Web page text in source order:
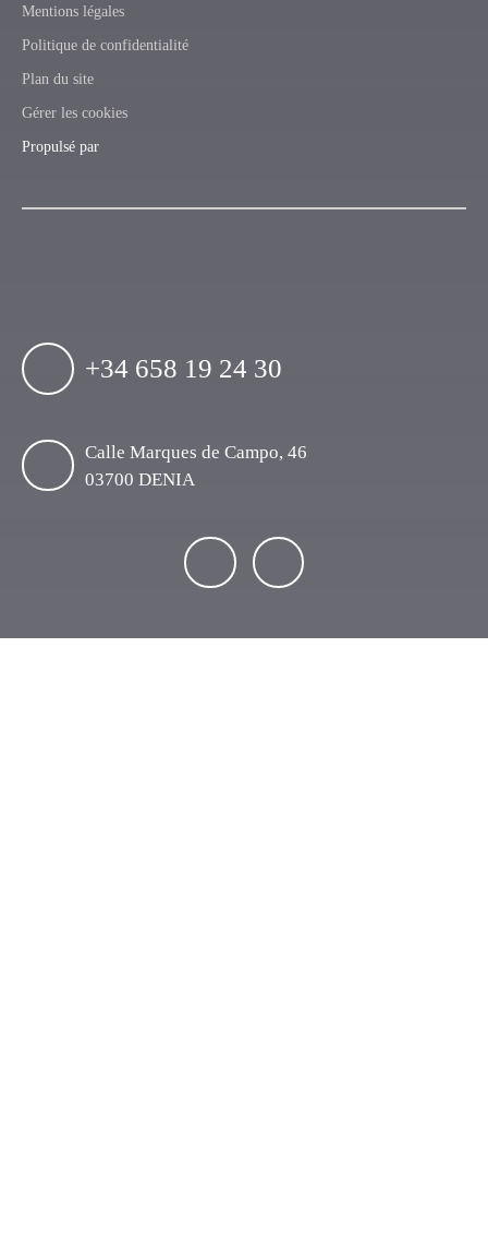
Mentions légales
Politique de confidentialité
Plan du site
Gérer les cookies
Propulsé par
+34 658 19 24 30
Calle Marques de Campo, 46
03700 DENIA